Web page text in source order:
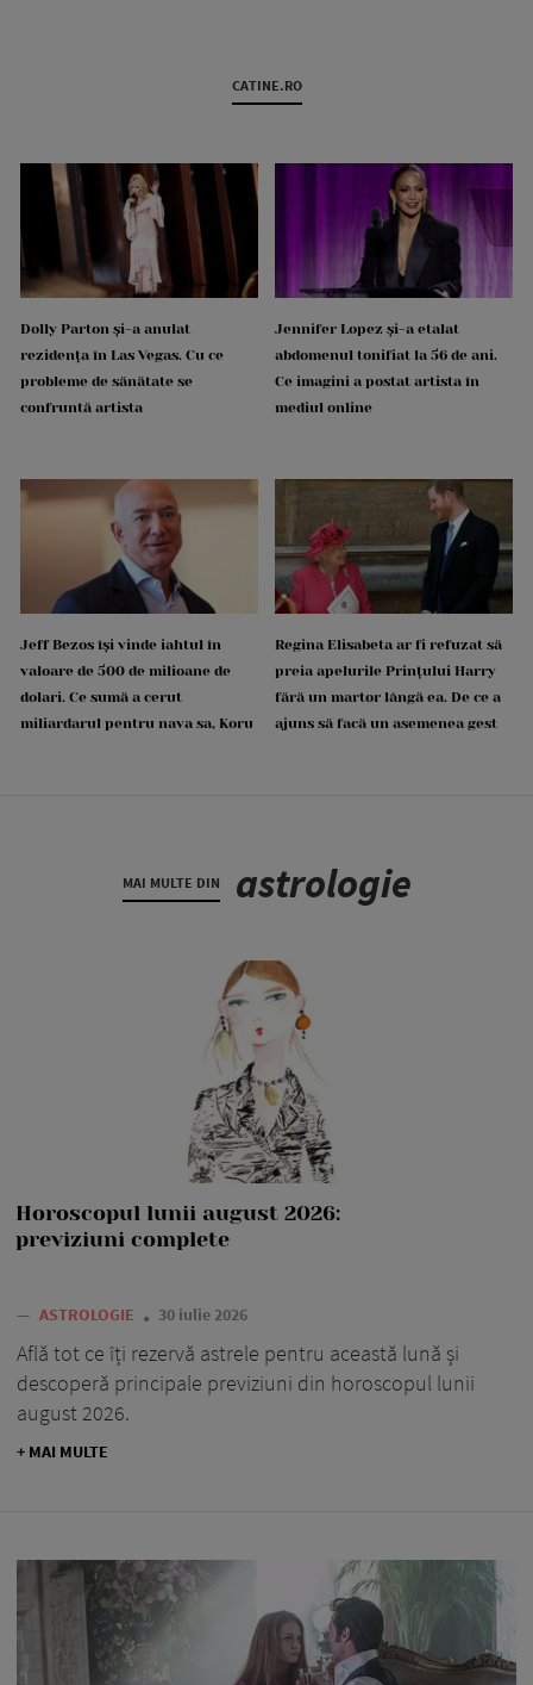
CATINE.RO
Dolly Parton și-a anulat
rezidența în Las Vegas. Cu ce
probleme de sănătate se
confruntă artista
Jennifer Lopez și-a etalat
abdomenul tonifiat la 56 de ani.
Ce imagini a postat artista în
mediul online
Jeff Bezos își vinde iahtul în
valoare de 500 de milioane de
dolari. Ce sumă a cerut
miliardarul pentru nava sa, Koru
Regina Elisabeta ar fi refuzat să
preia apelurile Prințului Harry
fără un martor lângă ea. De ce a
ajuns să facă un asemenea gest
MAI MULTE DIN astrologie
Horoscopul lunii august 2026:
previziuni complete
— ASTROLOGIE 30 iulie 2026
Află tot ce îți rezervă astrele pentru această lună și
descoperă principale previziuni din horoscopul lunii
august 2026.
+ MAI MULTE